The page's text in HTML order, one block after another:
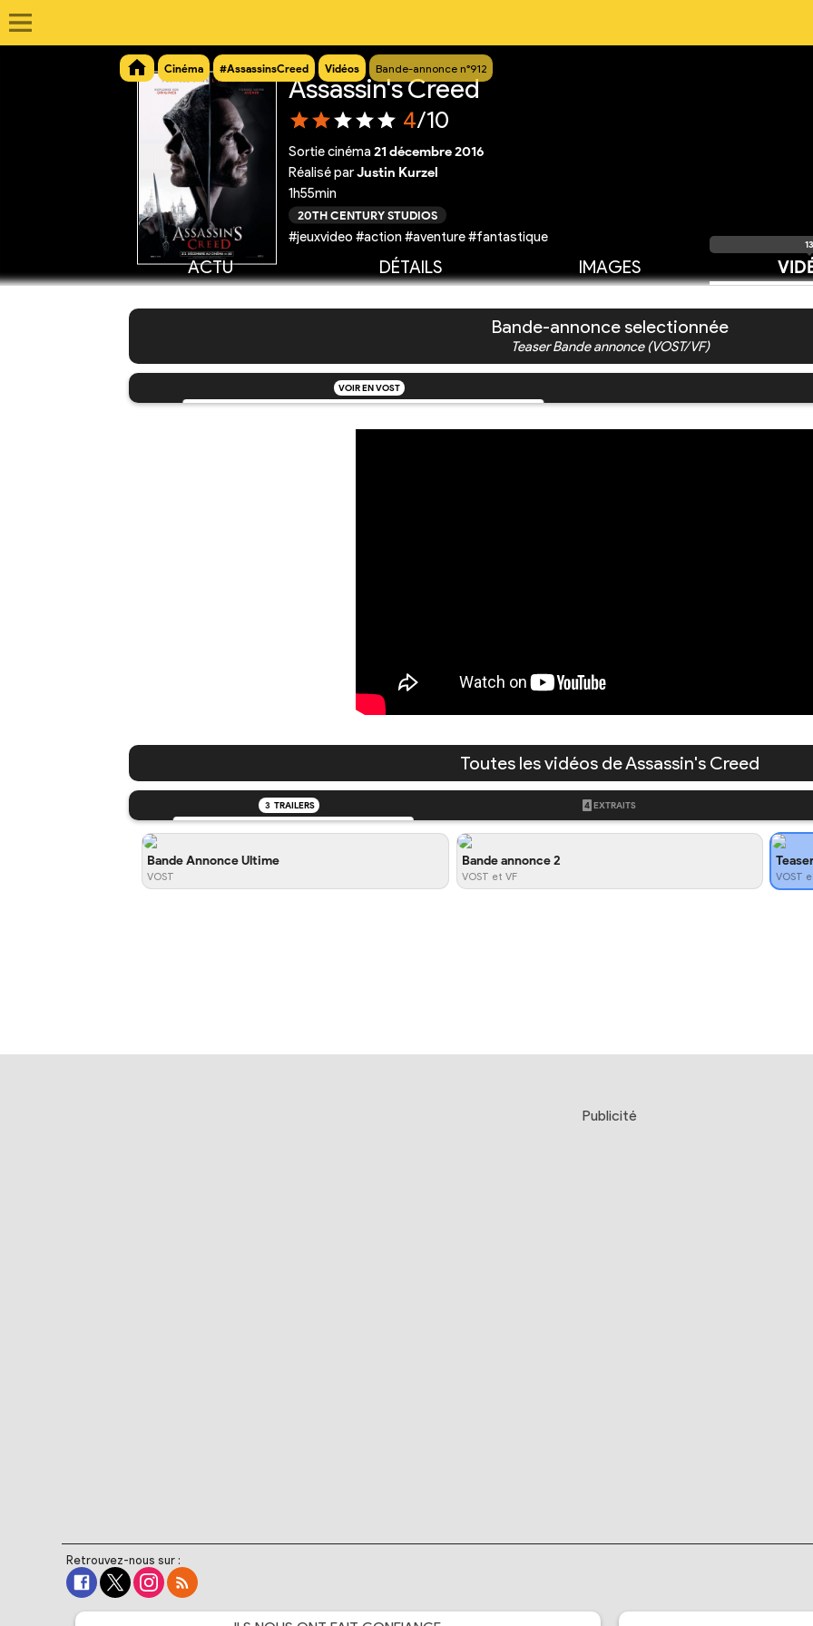
Cinéma #AssassinsCreed Vidéos Bande-annonce n°912
Assassin's Creed
4/10
Sortie cinéma 21 décembre 2016
Réalisé parJustin Kurzel
1h55min
20TH CENTURY STUDIOS
#jeuxvideo #action #aventure #fantastique
ACTU DÉTAILS IMAGES
13
Bande-annonce selectionnée
Teaser Bande annonce (VOST/VF)
VOIR EN VOST
Toutes les vidéos de Assassin's Creed
3 TRAILERS 4 EXTRAITS
Bande Annonce Ultime
VOST
Bande annonce 2
VOST et VF VOST
Publicité
Retrouvez-nous sur :